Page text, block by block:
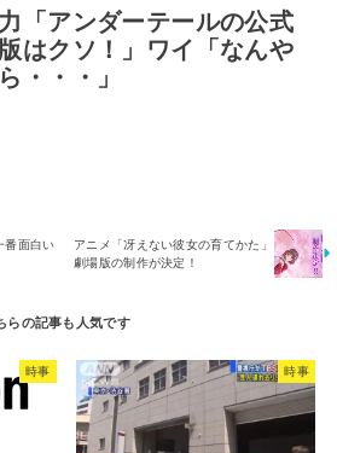
「アンダーテールの公式
はクソ！」ワイ「なんや
・・・」
番面白い
アニメ「冴えない彼女の育てかた」
劇場版の制作が決定！
時事 時事